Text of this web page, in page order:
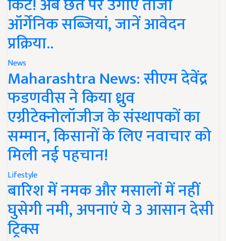
किट! अब छत पर उगाएं ताजी
ऑर्गेनिक सब्जियां, जानें आवेदन
प्रक्रिया..
News
Maharashtra News: सीएम देवेंद्र
फडणवीस ने किया ध्रुव
एग्रीटेक्नोलॉजीज के संस्थापकों का
सम्मान, किसानों के लिए नवाचार को
मिली नई पहचान!
Lifestyle
बारिश में नमक और मसालों में नहीं
घुसेगी नमी, अपनाएं ये 3 आसान देसी
ट्रिक्स